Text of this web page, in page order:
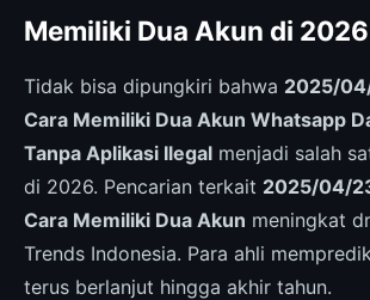
Memiliki Dua Akun di 2026
Tidak bisa dipungkiri bahwa 2025/
Cara Memiliki Dua Akun Whatsapp
Tanpa Aplikasi Ilegal menjadi salah
di 2026. Pencarian terkait 2025/04/
Cara Memiliki Dua Akun meningkat
Trends Indonesia. Para ahli
terus berlanjut hingga akhir tahun.